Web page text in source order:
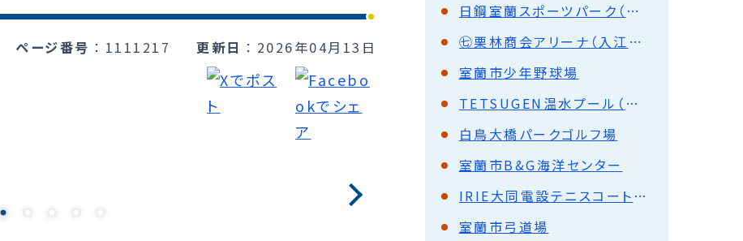
ページ番号 1111217 更新日 2026年04月13日
日鋼室蘭スポーツパーク（入江運動公園陸上競技場）
㊆栗林商会アリーナ（入江運動公園総合体育館）
室蘭市少年野球場
TETSUGEN温水プール（入江運動公園温水プール）
白鳥大橋パークゴルフ場
室蘭市B&G海洋センター
IRIE大同電設テニスコート（入江運動公園テニスコート）
室蘭市弓道場